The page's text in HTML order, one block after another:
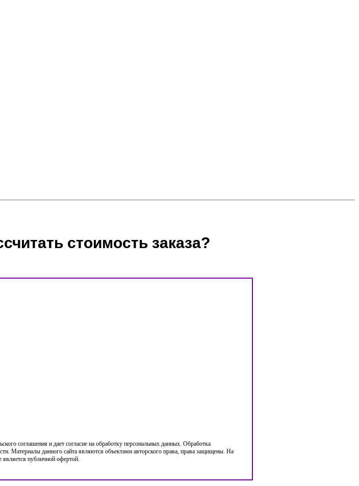
стоимость заказа?
соглашения и дает согласие на обработку персональных данных. Обработка
Материалы данного сайта являются объектами авторского права, права защищены. На
публичной офертой.